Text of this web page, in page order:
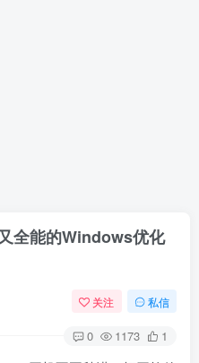
全能的Windows优化
关注 私信
0 1173 1